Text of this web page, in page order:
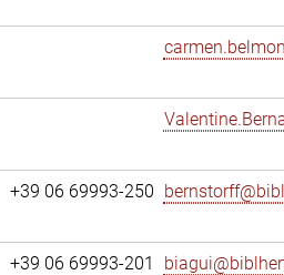
+39 06 69993-250
+39 06 69993-201